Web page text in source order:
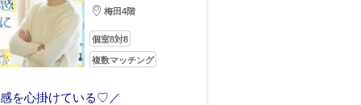
梅田4階
個室8対8
複数マッチング
を心掛けている♡／